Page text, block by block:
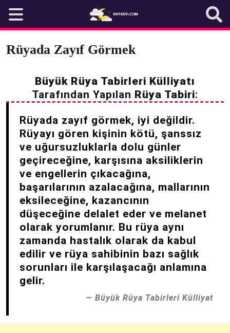
content
Rüyada Zayıf Görmek
Büyük Rüya Tabirleri Külliyatı
Tarafından Yapılan Rüya Tabiri:
Rüyada zayıf görmek, iyi değildir.
Rüyayı gören kişinin kötü, şanssız
ve uğursuzluklarla dolu günler
geçireceğine, karşısına aksiliklerin
ve engellerin çıkacağına,
başarılarının azalacağına, mallarının
eksileceğine, kazancının
düşeceğine delalet eder ve melanet
olarak yorumlanır. Bu rüya aynı
zamanda hastalık olarak da kabul
edilir ve rüya sahibinin bazı sağlık
sorunları ile karşılaşacağı anlamına
gelir.
Büyük Rüya Tabirleri Külliyat